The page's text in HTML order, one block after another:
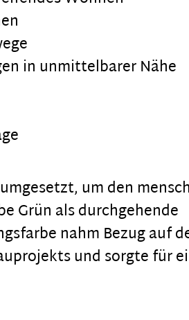
in unmittelbarer Nähe
um den
Grün als durchgehende
nahm Bezug auf
und sorgte für